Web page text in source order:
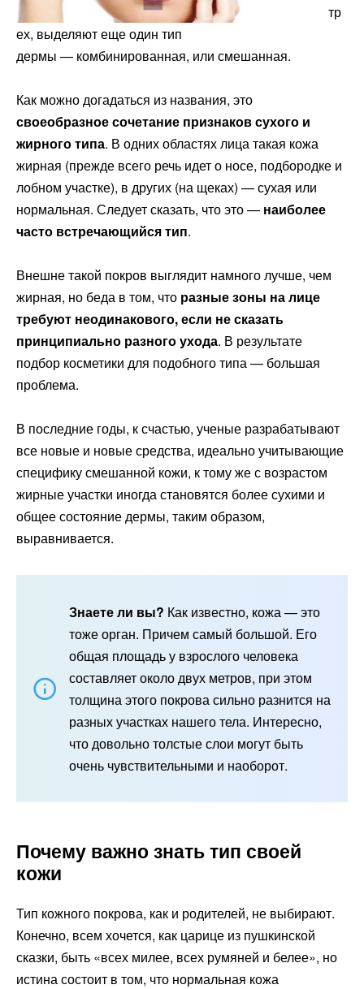
тр
ех, выделяют еще один тип
дермы — комбинированная, или смешанная.
Как можно догадаться из названия, это
своеобразное сочетание признаков сухого и
жирного типа. В одних областях лица такая кожа
жирная (прежде всего речь идет о носе, подбородке и
лобном участке), в других (на щеках) — сухая или
нормальная. Следует сказать, что это — наиболее
часто встречающийся тип.
Внешне такой покров выглядит намного лучше, чем
жирная, но беда в том, что разные зоны на лице
требуют неодинакового, если не сказать
принципиально разного ухода. В результате
подбор косметики для подобного типа — большая
проблема.
В последние годы, к счастью, ученые разрабатывают
все новые и новые средства, идеально учитывающие
специфику смешанной кожи, к тому же с возрастом
жирные участки иногда становятся более сухими и
общее состояние дермы, таким образом,
выравнивается.
Знаете ли вы? Как известно, кожа — это
тоже орган. Причем самый большой. Его
общая площадь у взрослого человека
составляет около двух метров, при этом
толщина этого покрова сильно разнится на
разных участках нашего тела. Интересно,
что довольно толстые слои могут быть
очень чувствительными и наоборот.
Почему важно знать тип своей
кожи
Тип кожного покрова, как и родителей, не выбирают.
Конечно, всем хочется, как царице из пушкинской
сказки, быть «всех милее, всех румяней и белее», но
истина состоит в том, что нормальная кожа